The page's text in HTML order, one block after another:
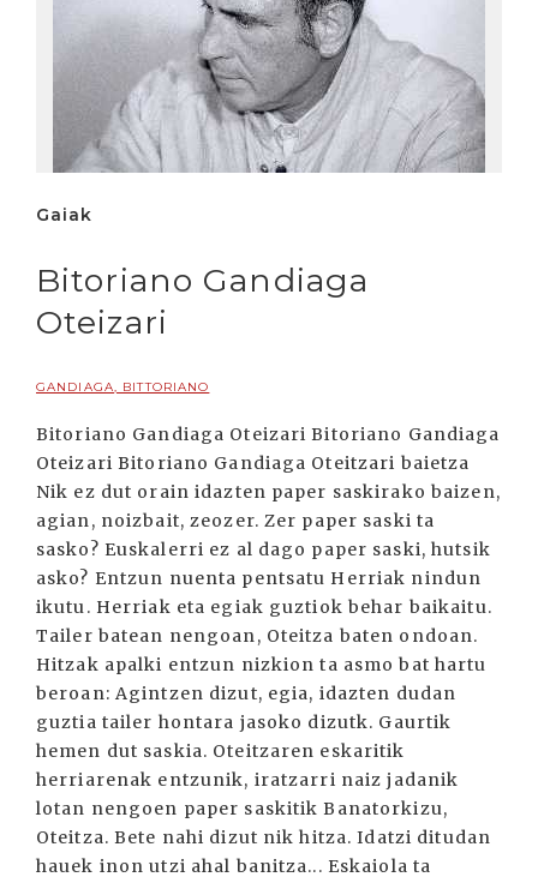
Gaiak
Bitoriano Gandiaga
Oteizari
GANDIAGA, BITTORIANO
Bitoriano Gandiaga Oteizari Bitoriano Gandiaga
Oteizari Bitoriano Gandiaga Oteitzari baietza
Nik ez dut orain idazten paper saskirako baizen,
agian, noizbait, zeozer. Zer paper saski ta
sasko? Euskalerri ez al dago paper saski, hutsik
asko? Entzun nuenta pentsatu Herriak nindun
ikutu. Herriak eta egiak guztiok behar baikaitu.
Tailer batean nengoan, Oteitza baten ondoan.
Hitzak apalki entzun nizkion ta asmo bat hartu
beroan: Agintzen dizut, egia, idazten dudan
guztia tailer hontara jasoko dizutk. Gaurtik
hemen dut saskia. Oteitzaren eskaritik
herriarenak entzunik, iratzarri naiz jadanik
lotan nengoen paper saskitik Banatorkizu,
Oteitza. Bete nahi dizut nik hitza. Idatzi ditudan
hauek inon utzi ahal banitza... Eskaiola ta